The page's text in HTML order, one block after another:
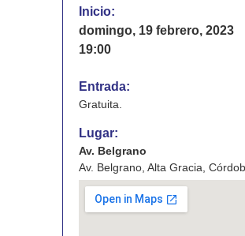
Inicio:
domingo, 19 febrero, 2023
19:00
Entrada:
Gratuita.
Lugar:
Av. Belgrano
Av. Belgrano, Alta Gracia,